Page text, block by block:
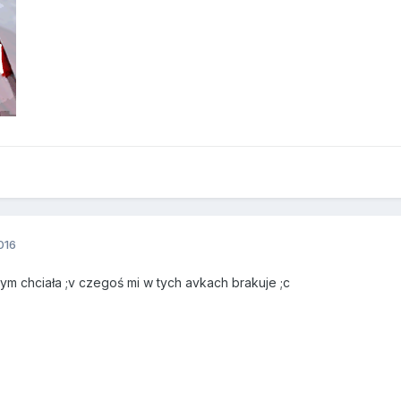
chciała ;v czegoś mi w tych avkach brakuje ;c